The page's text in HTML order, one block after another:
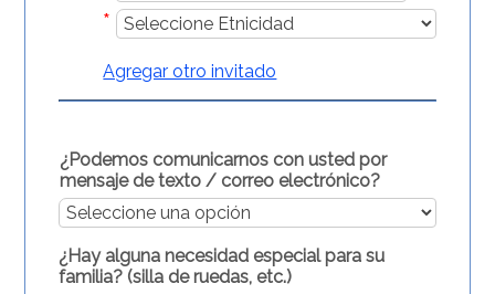
*
Agregar otro invitado
¿Podemos comunicarnos con usted por
mensaje de texto / correo electrónico?
¿Hay alguna necesidad especial para su
familia? (silla de ruedas, etc.)